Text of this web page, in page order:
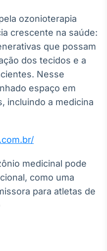
ozonioterapia
crescente na saúde:
que possam
dos tecidos e a
Nesse
espaço em
incluindo a medicina
medicinal pode
como uma
para atletas de